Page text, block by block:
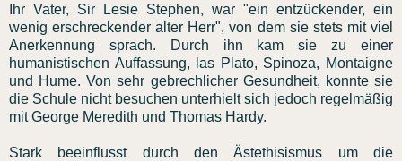
Ihr Vater, Sir Lesie Stephen, war "ein entzückender, ein
wenig erschreckender alter Herr", von dem sie stets mit viel
Anerkennung sprach. Durch ihn kam sie zu einer
humanistischen Auffassung, las Plato, Spinoza, Montaigne
und Hume. Von sehr gebrechlicher Gesundheit, konnte sie
die Schule nicht besuchen unterhielt sich jedoch regelmäßig
mit George Meredith und Thomas Hardy.
Stark beeinflusst durch den Ästethisismus um die